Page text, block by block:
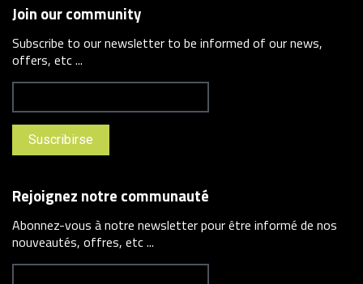
Join our community
Subscribe to our newsletter to be informed of our news,
offers, etc ...
Rejoignez notre communauté
Abonnez-vous à notre newsletter pour être informé de nos
nouveautés, offres, etc ...